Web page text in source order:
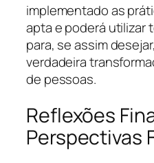
implementado as
apta e poderá utilizar
para, se assim
verdadeira
de pessoas.
Reflexões
Perspectivas